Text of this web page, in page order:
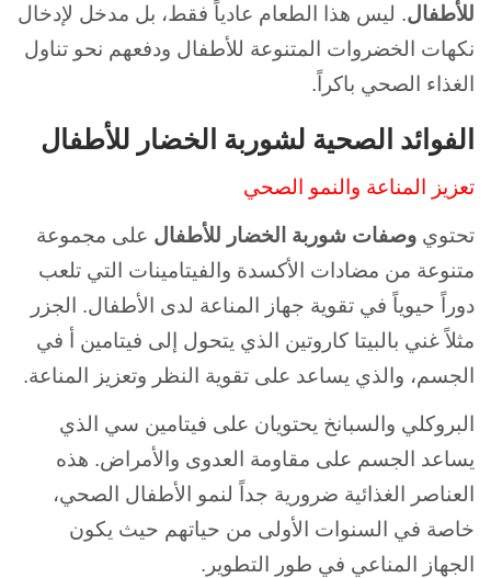
للأطفال. ليس هذا الطعام عادياً فقط، بل مدخل لإدخال
نكهات الخضروات المتنوعة للأطفال ودفعهم نحو تناول
الغذاء الصحي باكراً.
الفوائد الصحية لشوربة الخضار للأطفال
تعزيز المناعة والنمو الصحي
تحتوي وصفات شوربة الخضار للأطفال على مجموعة
متنوعة من مضادات الأكسدة والفيتامينات التي تلعب
دوراً حيوياً في تقوية جهاز المناعة لدى الأطفال. الجزر
مثلاً غني بالبيتا كاروتين الذي يتحول إلى فيتامين أ في
الجسم، والذي يساعد على تقوية النظر وتعزيز المناعة.
البروكلي والسبانخ يحتويان على فيتامين سي الذي
يساعد الجسم على مقاومة العدوى والأمراض. هذه
العناصر الغذائية ضرورية جداً لنمو الأطفال الصحي،
خاصة في السنوات الأولى من حياتهم حيث يكون
الجهاز المناعي في طور التطوير.